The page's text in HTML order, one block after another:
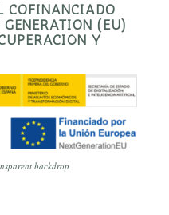
COFINANCIADO
(EU)
Y
backdrop